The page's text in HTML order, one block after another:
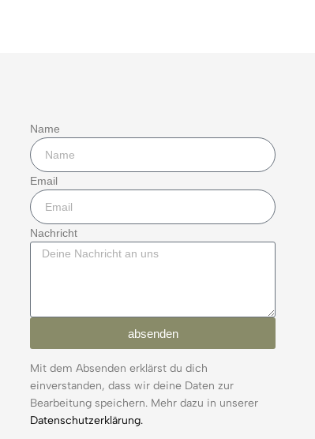
Name
Email
Nachricht
absenden
Mit dem Absenden erklärst du dich
einverstanden, dass wir deine Daten zur
Bearbeitung speichern. Mehr dazu in unserer
Datenschutzerklärung.